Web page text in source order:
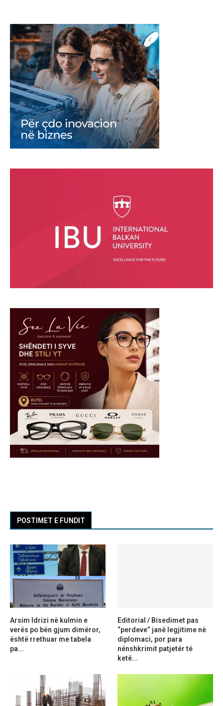
POSTIMET E FUNDIT
Arsim Idrizi në kulmin e
verës po bën gjum dimëror,
është rrethuar me tabela
pa...
Editorial / Bisedimet pas
“perdeve” janë legjitime në
diplomaci, por para
nënshkrimit patjetër të
ketë...